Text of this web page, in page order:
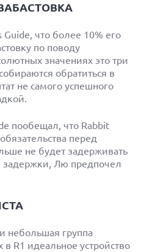
Guide, что более 10% его
по поводу
значениях это три
обратиться в
не самого успешного
пообещал, что Rabbit
перед
не будет задерживать
задержки, Лю предпочел
небольшая группа
R1 идеальное устройство